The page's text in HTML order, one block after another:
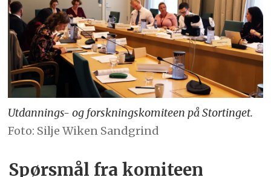
Utdannings- og forskningskomiteen på Stortinget.
Foto: Silje Wiken Sandgrind
Spørsmål fra komiteen